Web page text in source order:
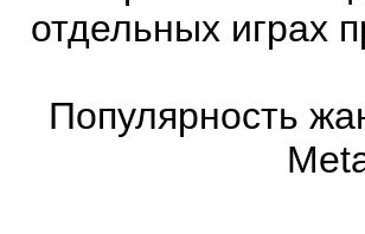
отдельных играх
Популярность